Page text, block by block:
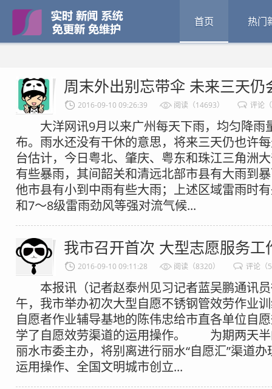
首页 热门
周末外出别忘带伞 未来三天仍
2016-09-10 09:26:39 阅读（14693） 评论
大洋网讯9月以来广州每天下雨，均匀降雨
布。雨水还没有干休的意思，将来三天仍也
台估计，今日粤北、肇庆、粤东和珠江三角洲
有些暴雨，其间韶关和清远北部市县有大雨到
他市县有小到中雨有些大雨；上述区域雷雨时
和7～8级雷雨劲风等强对流气候...
我市召开首次 大型志愿服务工
2016-09-10 09:11:28 阅读（8320） 评论（
本报讯（记者赵泰州见习记者蓝吴鹏通讯员
午，我市举办初次大型自愿不锈钢管效劳作业
自愿者作业辅导基地的陈伟忠给市直各单位自
学了自愿效劳渠道的运用操作。 为期两天半
丽水市委主办，将别离进行丽水“自愿汇”渠道
运用操作、全国文明城市创立...